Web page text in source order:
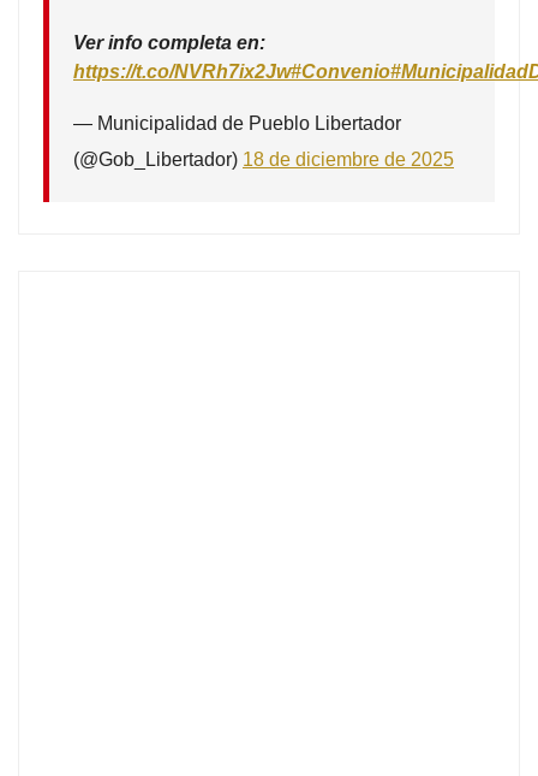
Ver info completa en:
https://t.co/NVRh7ix2Jw#Convenio
— Municipalidad de Pueblo Libertador
(@Gob_Libertador) 18 de diciembre de 2025